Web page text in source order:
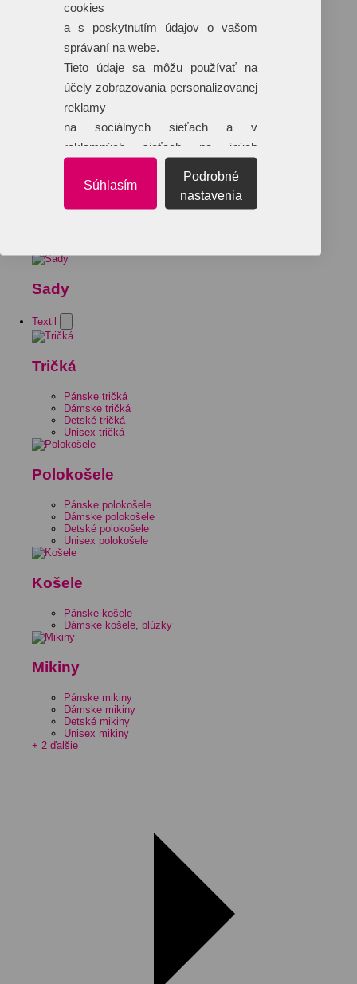
Sady
Textil
Tričká
Pánske tričká
Dámske tričká
Detské tričká
Unisex tričká
Polokošele
Pánske polokošele
Dámske polokošele
Detské polokošele
Unisex polokošele
Košele
Pánske košele
Dámske košele, blúzky
Mikiny
Pánske mikiny
Dámske mikiny
Detské mikiny
Unisex mikiny
+ 2 ďalšie
cookies
a s poskytnutím údajov o vašom
správaní na webe.
Tieto údaje sa môžu používať na
účely zobrazovania personalizovanej
reklamy
na sociálnych sieťach a v
reklamných sieťach na iných
Súhlasím
Podrobné
nastavenia